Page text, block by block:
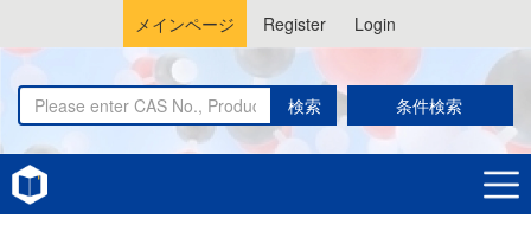
メインページ Register Login
検索 条件検索
Home